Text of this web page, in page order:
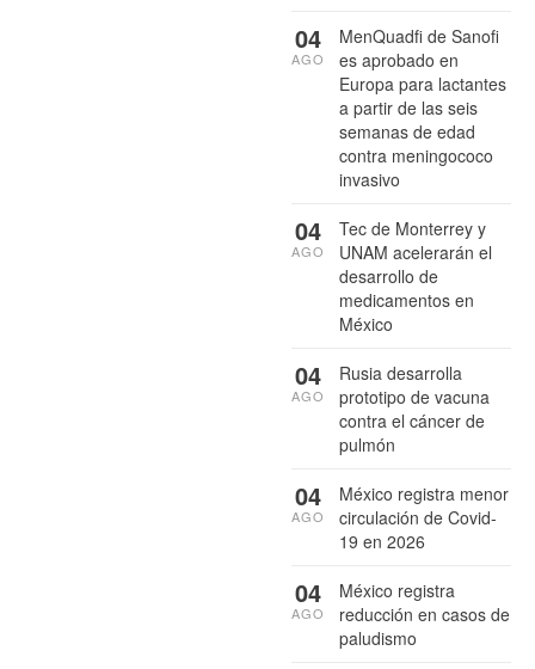
MenQuadfi de Sanofi
es aprobado en
Europa para lactantes
a partir de las seis
semanas de edad
contra meningococo
invasivo
04
AGO
Tec de Monterrey y
UNAM acelerarán el
desarrollo de
medicamentos en
México
04
AGO
Rusia desarrolla
prototipo de vacuna
contra el cáncer de
pulmón
04
AGO
México registra menor
circulación de Covid-
19 en 2026
04
AGO
México registra
reducción en casos de
paludismo
04
AGO